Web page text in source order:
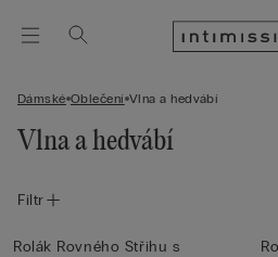
Dámské Oblečení Vlna a hedvábí
Vlna a hedvábí
Filtr
Rolák Rovného Střihu s